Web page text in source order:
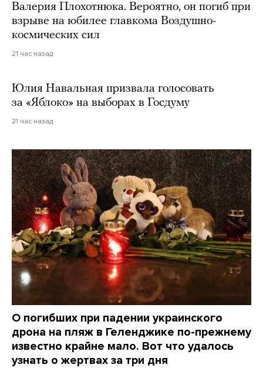
Валерия Плохотнюка. Вероятно, он погиб при
взрыве на юбилее главкома Воздушно-
космических сил
21 час назад
Юлия Навальная призвала голосовать
за «Яблоко» на выборах в Госдуму
21 час назад
О погибших при падении украинского
дрона на пляж в Геленджике по-прежнему
известно крайне мало. Вот что удалось
узнать о жертвах за три дня